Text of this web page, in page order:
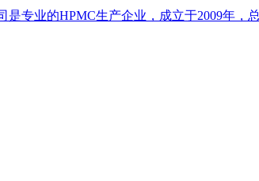
专业的HPMC生产企业，成立于2009年，